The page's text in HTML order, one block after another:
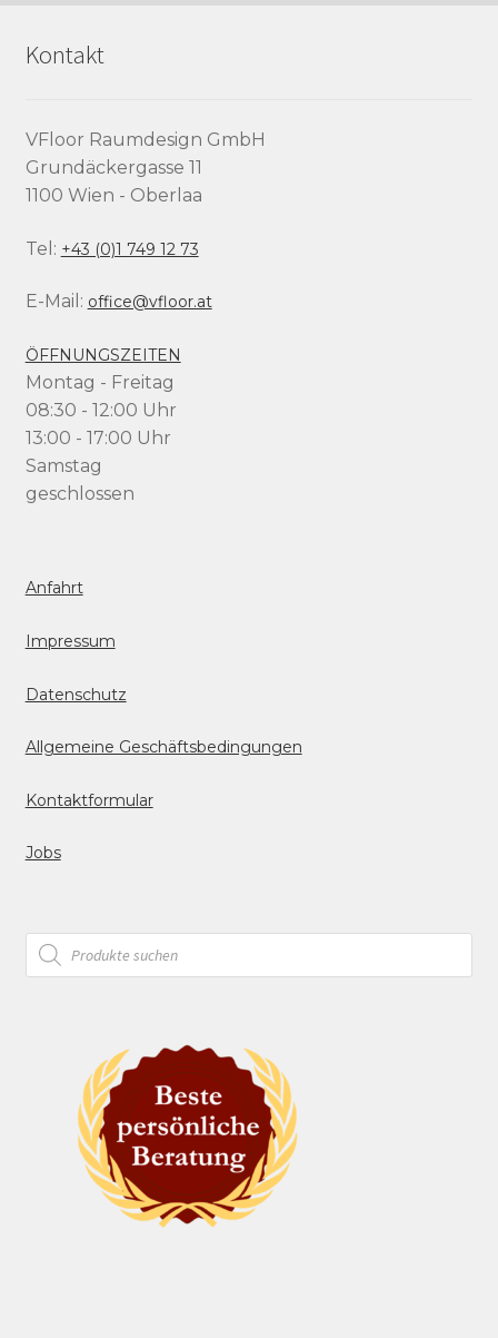
Kontakt
VFloor Raumdesign GmbH
Grundäckergasse 11
1100 Wien - Oberlaa
Tel: +43 (0)1 749 12 73
E-Mail: office@vfloor.at
ÖFFNUNGSZEITEN
Montag - Freitag
08:30 - 12:00 Uhr
13:00 - 17:00 Uhr
Samstag
geschlossen
Anfahrt
Impressum
Datenschutz
Allgemeine Geschäftsbedingungen
Kontaktformular
Jobs
Products
search